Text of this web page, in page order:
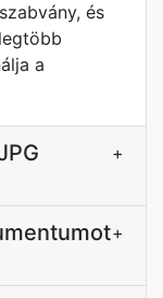
és
a
+
+